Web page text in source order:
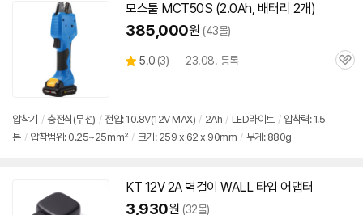
모스툴 MCT50S (2.0Ah, 배터리 2개)
385,000원 (43몰)
별
5.0 (상
뷰
3) 23.08. 등록
관
압착기 / 충전식(무선) / 전압: 10.8V(12VMAX) / 2Ah / LED라이트 / 압착력: 1.5
톤 / 압착범위: 0.25~25㎟ / 크기: 259 x 62 x 90mm / 무게: 880g
KT 12V 2A벽걸이 WALL 타입 어댑터
3,930원 (32몰)